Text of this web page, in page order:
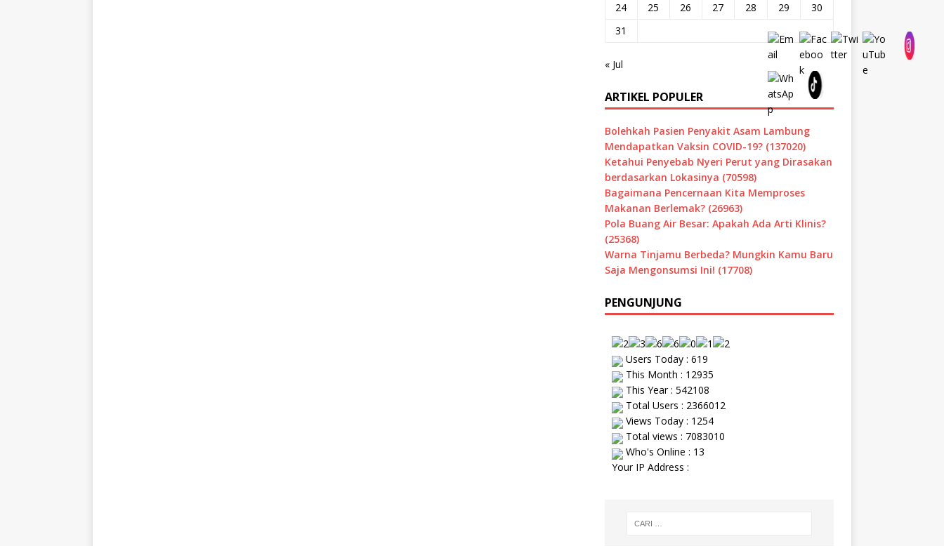
24
25 26 27 28 29
30
31
« Jul
ARTIKEL POPULER
Bolehkah Pasien Penyakit Asam Lambung
Mendapatkan Vaksin COVID-19? (137020)
Ketahui Penyebab Nyeri Perut yang Dirasakan
berdasarkan Lokasinya (70598)
Bagaimana Pencernaan Kita Memproses
Makanan Berlemak? (26963)
Pola Buang Air Besar: Apakah Ada Arti Klinis?
(25368)
Warna Tinjamu Berbeda? Mungkin Kamu Baru
Saja Mengonsumsi Ini! (17708)
PENGUNJUNG
Users Today : 619
This Month : 12935
This Year : 542108
Total Users : 2366012
Views Today : 1254
Total views : 7083010
Who's Online : 13
Your IP Address :